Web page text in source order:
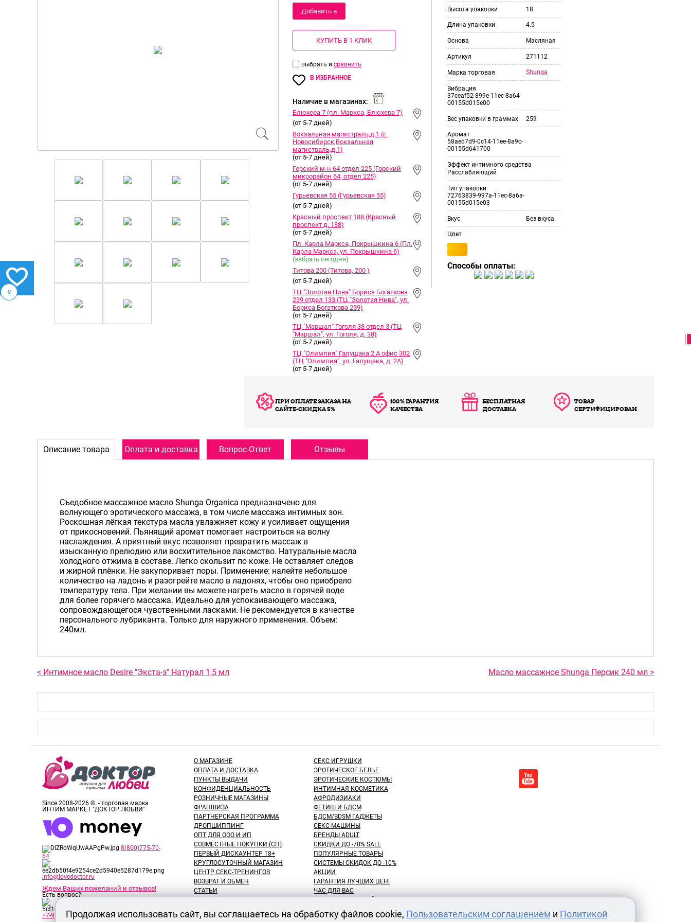
Добавить в
корзину
КУПИТЬ В 1 КЛИК
выбрать и сравнить
В ИЗБРАННОЕ
Наличие в магазинах:
Блюхера 7 (пл. Маркса, Блюхера 7)
(от 5-7 дней)
Вокзальная магистраль,д.1 (г.
Новосибирск,Вокзальная
магистраль,д.1)
(от 5-7 дней)
Горский м-н 64 отдел 225 (Горский
микрорайон 64, отдел 225)
(от 5-7 дней)
Гурьевская 55 (Гурьевская 55)
(от 5-7 дней)
Красный проспект 188 (Красный
проспект д. 188)
(от 5-7 дней)
Пл. Карла Маркса, Покрышкина 6 (Пл.
Карла Маркса, ул. Покрышкина 6)
(забрать сегодня)
Титова 200 (Титова, 200 )
(от 5-7 дней)
ТЦ "Золотая Нива" Бориса Богаткова
239 отдел 133 (ТЦ "Золотая Нива", ул.
Бориса Богаткова 239)
(от 5-7 дней)
ТЦ "Маршал" Гоголя 38 отдел 3 (ТЦ
"Маршал", ул. Гоголя, д. 38)
(от 5-7 дней)
ТЦ "Олимпия" Галущака 2 А офис 302
(ТЦ "Олимпия", ул. Галущака, д. 2А)
(от 5-7 дней)
Высота упаковки 18
Длина упаковки 4.5
Основа Масляная
Артикул 271112
Марка торговая Shunga
Вибрация
37ceaf52-899e-11ec-8a64-
00155d015e00
Вес упаковки в граммах 259
Аромат
58aed7d9-0c14-11ee-8a9c-
00155d641700
Эффект интимного средства
Расслабляющий
Тип упаковки
72763839-997a-11ec-8a6a-
00155d015e03
Вкус Без вкуса
Цвет
Способы оплаты:
ПРИ ОПЛАТЕ ЗАКАЗА НА
САЙТЕ-СКИДКА 5%
100% ГАРАНТИЯ
КАЧЕСТВА
БЕСПЛАТНАЯ
ДОСТАВКА
ТОВАР
СЕРТИФИЦИРОВАН
Описание товара Оплата и доставка Вопрос-Ответ Отзывы
Съедобное массажное масло Shunga Organica предназначено для
волнующего эротического массажа, в том числе массажа интимных зон.
Роскошная лёгкая текстура масла увлажняет кожу и усиливает ощущения
от прикосновений. Пьянящий аромат помогает настроиться на волну
наслаждения. А приятный вкус позволяет превратить массаж в
изысканную прелюдию или восхитительное лакомство. Натуральные масла
холодного отжима в составе. Легко скользит по коже. Не оставляет следов
и жирной плёнки. Не закупоривает поры. Применение: налейте небольшое
количество на ладонь и разогрейте масло в ладонях, чтобы оно приобрело
температуру тела. При желании вы можете нагреть масло в горячей воде
для более горячего массажа. Идеально для успокаивающего массажа,
сопровождающегося чувственными ласками. Не рекомендуется в качестве
персонального лубриканта. Только для наружного применения. Объем:
240мл.
Масло массажное Shunga Персик 240 мл >
< Интимное масло Desire "Экста-з" Натурал 1,5 мл
Since 2008-2026 © - торговая марка
ИНТИМ МАРКЕТ "ДОКТОР ЛЮБВИ"
8(800)775-70-
64
info@lovedoctor.ru
Ждем Ваших пожеланий и отзывов!
Есть вопрос?
+7-913-917-89-65
О МАГАЗИНЕ
ОПЛАТА И ДОСТАВКА
ПУНКТЫ ВЫДАЧИ
КОНФИДЕНЦИАЛЬНОСТЬ
РОЗНИЧНЫЕ МАГАЗИНЫ
ФРАНШИЗА
ПАРТНЕРСКАЯ ПРОГРАММА
ДРОПШИППИНГ
ОПТ ДЛЯ ООО И ИП
СОВМЕСТНЫЕ ПОКУПКИ (СП)
ПЕРВЫЙ ДИСКАУНТЕР 18+
КРУГЛОСУТОЧНЫЙ МАГАЗИН
ЦЕНТР СЕКС-ТРЕНИНГОВ
ВОЗВРАТ И ОБМЕН
СТАТЬИ
ОБЗОРЫ ТОВАРОВ
СЕКС ИГРУШКИ
ЭРОТИЧЕСКОЕ БЕЛЬЕ
ЭРОТИЧЕСКИЕ КОСТЮМЫ
ИНТИМНАЯ КОСМЕТИКА
АФРОДИЗИАКИ
ФЕТИШ И БДСМ
БДСМ/BDSM ГАДЖЕТЫ
СЕКС-МАШИНЫ
БРЕНДЫ ADULT
СКИДКИ ДО -70% SALE
ПОПУЛЯРНЫЕ ТОВАРЫ
СИСТЕМЫ СКИДОК ДО -10%
АКЦИИ
ГАРАНТИЯ ЛУЧШИХ ЦЕН!
ЧАС ДЛЯ ВАС
100 БОНУСНЫХ РУБЛЕЙ!
ОТЛОЖЕННЫЕ ТОВАРЫ
0
Продолжая использовать сайт, вы соглашаетесь на обработку файлов cookie, Пользовательским соглашением и Политикой